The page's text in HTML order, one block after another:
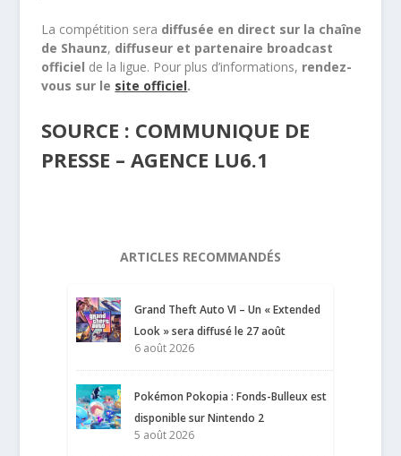
La compétition sera diffusée en direct sur la chaîne
de Shaunz, diffuseur et partenaire broadcast
officiel de la ligue. Pour plus d’informations, rendez-
vous sur le site officiel.
SOURCE : COMMUNIQUE DE
PRESSE – AGENCE LU6.1
ARTICLES RECOMMANDÉS
Grand Theft Auto VI – Un « Extended
Look » sera diffusé le 27 août
6 août 2026
Pokémon Pokopia : Fonds-Bulleux est
disponible sur Nintendo 2
5 août 2026